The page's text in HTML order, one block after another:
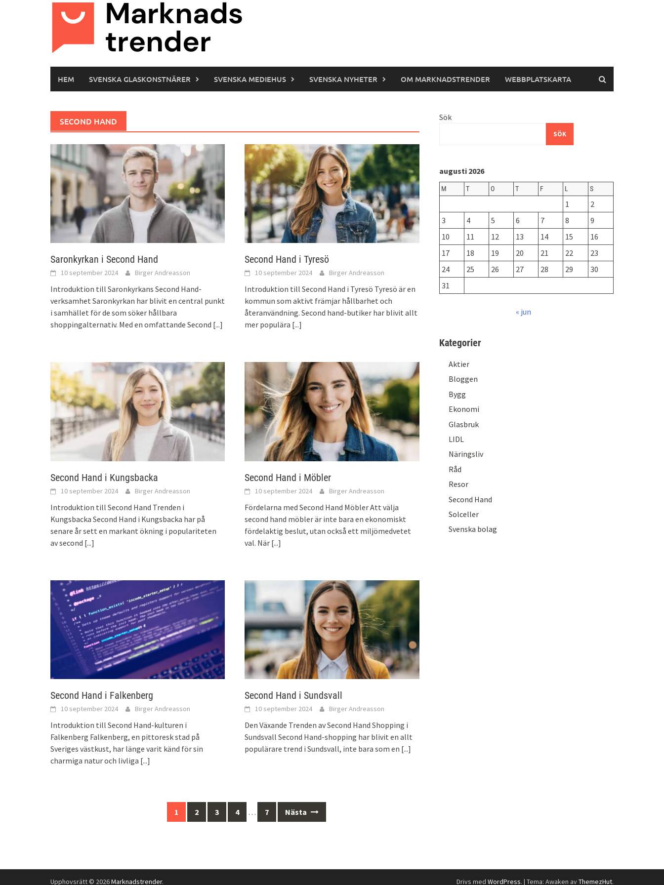
HEM SVENSKA GLASKONSTNÄRER SVENSKA MEDIEHUS SVENSKA NYHETER OM MARKNADSTRENDER WEBBPLATSKARTA
SECOND HAND
Saronkyrkan i Second Hand
10 september 2024 Birger Andreasson
Introduktion till Saronkyrkans Second Hand-
verksamhet Saronkyrkan har blivit en central punkt
i samhället för de som söker hållbara
shoppingalternativ. Med en omfattande Second [...]
Second Hand i Tyresö
10 september 2024 Birger Andreasson
Introduktion till Second Hand i Tyresö Tyresö är en
kommun som aktivt främjar hållbarhet och
återanvändning. Second hand-butiker har blivit allt
mer populära [...]
Second Hand i Kungsbacka
10 september 2024 Birger Andreasson
Introduktion till Second Hand Trenden i
Kungsbacka Second Hand i Kungsbacka har på
senare år sett en markant ökning i populariteten
av second [...]
Second Hand i Möbler
10 september 2024 Birger Andreasson
Fördelarna med Second Hand Möbler Att välja
second hand möbler är inte bara en ekonomiskt
fördelaktig beslut, utan också ett miljömedvetet
val. När [...]
Second Hand i Falkenberg
10 september 2024 Birger Andreasson
Introduktion till Second Hand-kulturen i
Falkenberg Falkenberg, en pittoresk stad på
Sveriges västkust, har länge varit känd för sin
charmiga natur och livliga [...]
Second Hand i Sundsvall
10 september 2024 Birger Andreasson
Den Växande Trenden av Second Hand Shopping i
Sundsvall Second Hand-shopping har blivit en allt
populärare trend i Sundsvall, inte bara som en [...]
1 2 3 4 … 7 Nästa
Sök
SÖK
augusti 2026
M T O T F L S
1
2
3
4 5 6 7 8
9
10
11 12 13 14 15
16
17
18 19 20 21 22
23
24
25 26 27 28 29
30
31
« jun
Kategorier
Aktier
Bloggen
Bygg
Ekonomi
Glasbruk
LIDL
Näringsliv
Råd
Resor
Second Hand
Solceller
Svenska bolag
Upphovsrätt © 2026Marknadstrender. Drivs med WordPress. | Tema: Awaken avThemezHut.